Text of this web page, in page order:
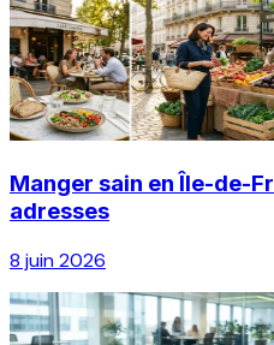
Manger sain en Île-de-
adresses
8 juin 2026